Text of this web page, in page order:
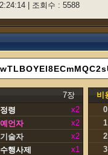
| 조회수 : 5588
7장
령
x2
언자
x2
술자
x2
행사제 x1
비
0
1
2
3